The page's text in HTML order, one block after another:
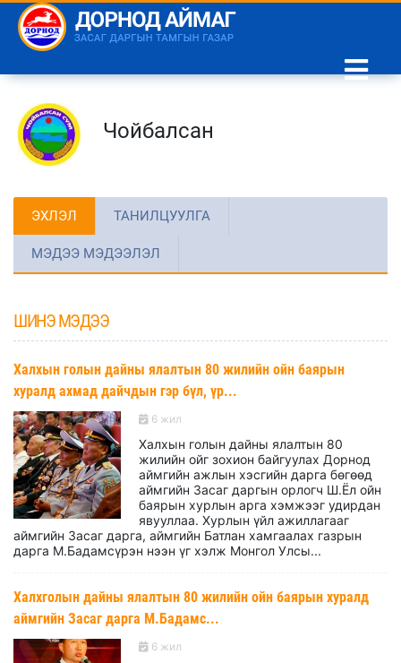
Чойбалсан
ЭХЛЭЛ ТАНИЛЦУУЛГА
МЭДЭЭ МЭДЭЭЛЭЛ
ШИНЭ МЭДЭЭ
Халхын голын дайны ялалтын 80 жилийн ойн баярын
хуралд ахмад дайчдын гэр бүл, үр...
6 жил
Халхын голын дайны ялалтын 80
жилийн ойг зохион байгуулах Дорнод
аймгийн ажлын хэсгийн дарга бөгөөд
аймгийн Засаг даргын орлогч Ш.Ёл ойн
баярын хурлын арга хэмжээг удирдан
явууллаа. Хурлын үйл ажиллагааг
аймгийн Засаг дарга, аймгийн Батлан хамгаалах газрын
дарга М.Бадамсүрэн нээн үг хэлж Монгол Улсы...
Халхголын дайны ялалтын 80 жилийн ойн баярын хуралд
аймгийн Засаг дарга М.Бадамс...
6 жил